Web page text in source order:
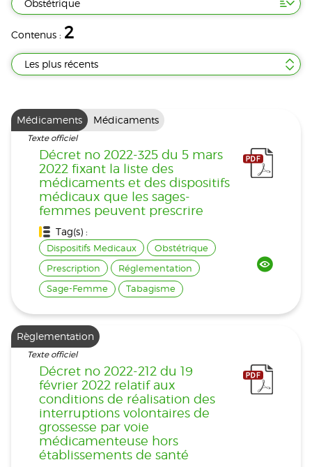
Obstétrique
Contenus : 2
Les plus récents
Médicaments Médicaments
Texte officiel
Décret no 2022-325 du 5 mars
2022 fixant la liste des
médicaments et des dispositifs
médicaux que les sages-
femmes peuvent prescrire
Tag(s) :
Dispositifs Medicaux
Obstétrique
Prescription
Réglementation
Sage-Femme
Tabagisme
Règlementation
Texte officiel
Décret no 2022-212 du 19
février 2022 relatif aux
conditions de réalisation des
interruptions volontaires de
grossesse par voie
médicamenteuse hors
établissements de santé